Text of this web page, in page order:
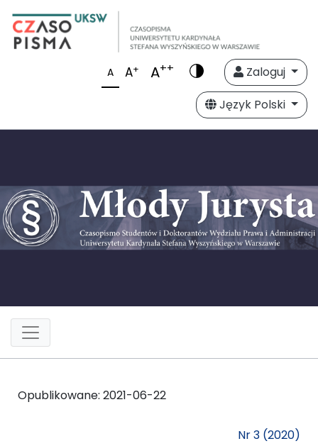
A A+ A++
Zaloguj
Język Polski
Opublikowane: 2021-06-22
Nr 3 (2020)